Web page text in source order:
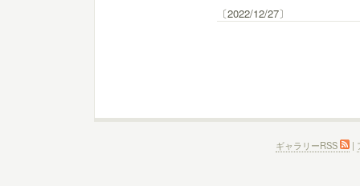
〔2022/12/27〕
ギャラリーRSS |